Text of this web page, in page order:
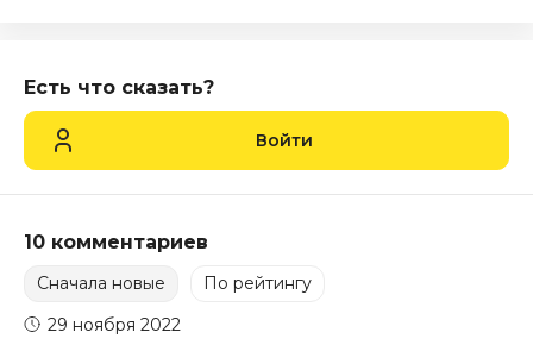
Есть что сказать?
Войти
10 комментариев
Сначала новые По рейтингу
29 ноября 2022